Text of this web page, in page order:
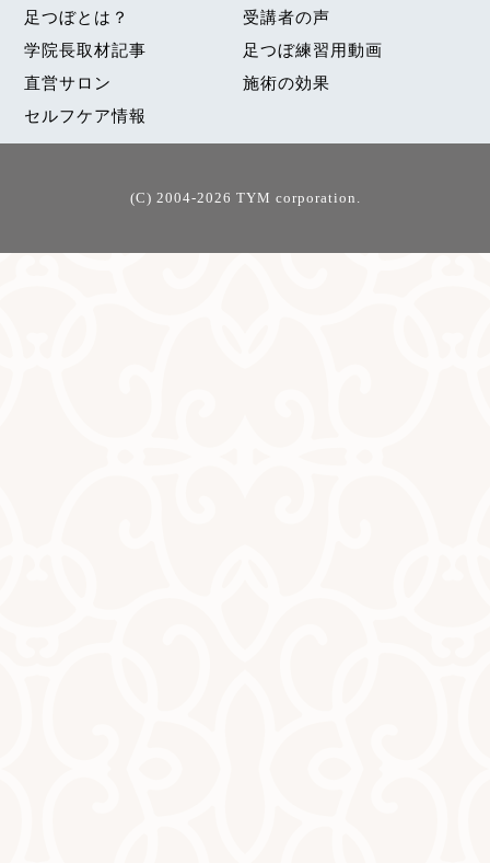
足つぼとは？
受講者の声
学院長取材記事
足つぼ練習用動画
直営サロン
施術の効果
セルフケア情報
(C) 2004-2026 TYM corporation.